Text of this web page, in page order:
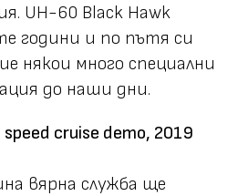
UH-60 Black Hawk
години и по пътя си
някои много специални
до наши дни.
вярна служба ще